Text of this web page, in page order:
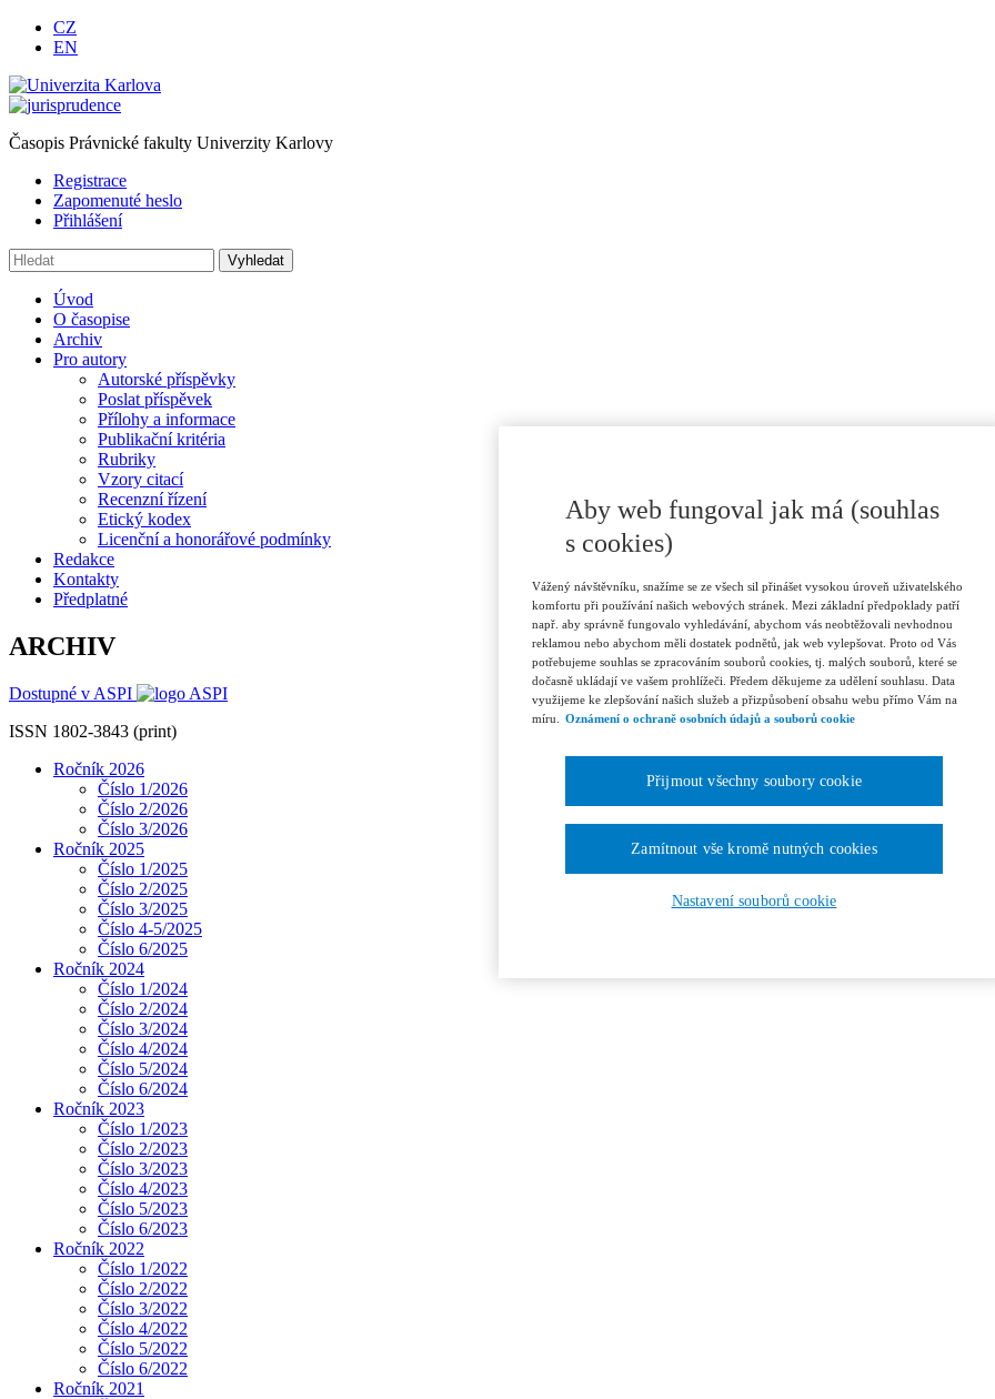
CZ
EN
Časopis Právnické fakulty Univerzity Karlovy
Registrace
Zapomenuté heslo
Přihlášení
Úvod
O časopise
Archiv
Pro autory
Autorské příspěvky
Poslat příspěvek
Přílohy a informace
Publikační kritéria
Rubriky
Vzory citací
Recenzní řízení
Etický kodex
Licenční a honorářové podmínky
Redakce
Kontakty
Předplatné
ARCHIV
Dostupné v ASPI
ISSN 1802-3843 (print)
Ročník 2026
Číslo 1/2026
Číslo 2/2026
Číslo 3/2026
Ročník 2025
Číslo 1/2025
Číslo 2/2025
Číslo 3/2025
Číslo 4-5/2025
Číslo 6/2025
Ročník 2024
Číslo 1/2024
Číslo 2/2024
Číslo 3/2024
Číslo 4/2024
Číslo 5/2024
Číslo 6/2024
Ročník 2023
Číslo 1/2023
Číslo 2/2023
Číslo 3/2023
Číslo 4/2023
Číslo 5/2023
Číslo 6/2023
Ročník 2022
Číslo 1/2022
Číslo 2/2022
Číslo 3/2022
Číslo 4/2022
Číslo 5/2022
Číslo 6/2022
Ročník 2021
Aby web fungoval jak má (souhlas
s cookies)
Vážený návštěvníku, snažíme se ze všech sil přinášet vysokou úroveň uživatelského
komfortu při používání našich webových stránek. Mezi základní předpoklady patří
např. aby správně fungovalo vyhledávání, abychom vás neobtěžovali nevhodnou
reklamou nebo abychom měli dostatek podnětů, jak web vylepšovat. Proto od Vás
potřebujeme souhlas se zpracováním souborů cookies, tj. malých souborů, které se
dočasně ukládají ve vašem prohlížeči. Předem děkujeme za udělení souhlasu. Data
využijeme ke zlepšování našich služeb a přizpůsobení obsahu webu přímo Vám na
míru.
Oznámení o ochraně osobních údajů a souborů cookie
Nastavení souborů cookie
Zamítnout vše kromě nutných cookies
Přijmout všechny soubory cookie